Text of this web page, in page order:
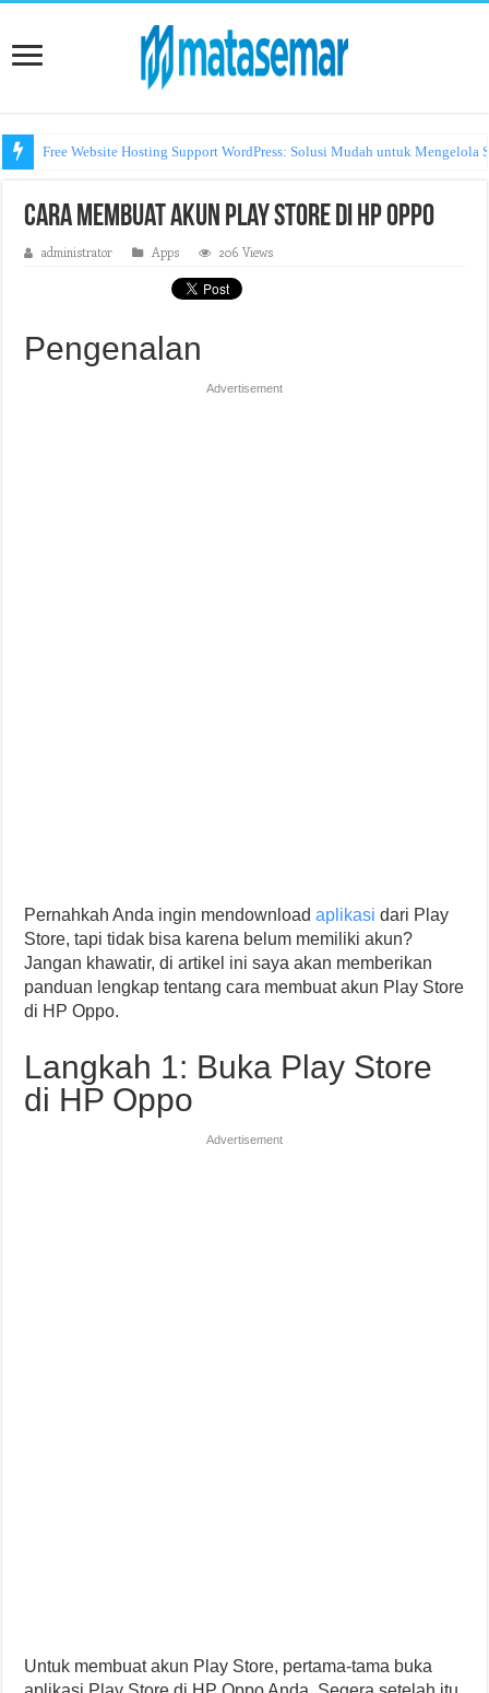
Free Website Hosting Support WordPress: Solusi Mudah untuk Mengelola
Cara Membuat Akun Play Store di HP Oppo
administrator Apps 206 Views
Pengenalan
Advertisement
Pernahkah Anda ingin mendownloadaplikasi dari Play
Store, tapi tidak bisa karena belum memiliki akun?
Jangan khawatir, di artikel ini saya akan memberikan
panduan lengkap tentang cara membuat akun Play Store
di HP Oppo.
Langkah 1: Buka Play Store
di HP Oppo
Advertisement
Untuk membuat akun Play Store, pertama-tama buka